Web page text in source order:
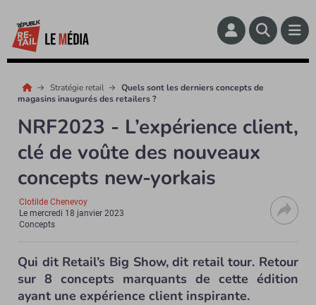
Stratégie retail
Quels sont les derniers concepts de
magasins inaugurés des retailers ?
NRF2023 - L’expérience client,
clé de voûte des nouveaux
concepts new-yorkais
Clotilde Chenevoy
Lemercredi 18 janvier 2023
Concepts
Qui dit Retail’s Big Show, dit retail tour. Retour
sur 8 concepts marquants de cette édition
ayant une expérience client inspirante.